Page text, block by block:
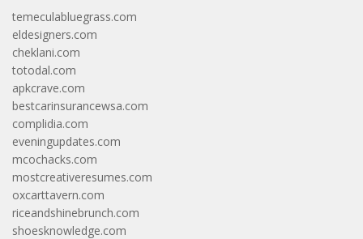
temeculabluegrass.com
eldesigners.com
cheklani.com
totodal.com
apkcrave.com
bestcarinsurancewsa.com
complidia.com
eveningupdates.com
mcochacks.com
mostcreativeresumes.com
oxcarttavern.com
riceandshinebrunch.com
shoesknowledge.com